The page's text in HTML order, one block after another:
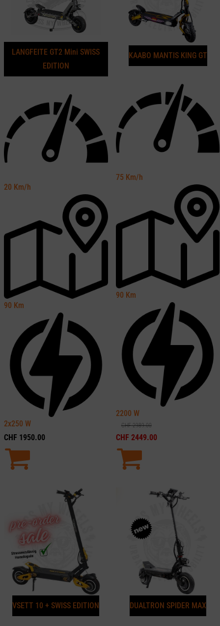
LANGFEITE GT2 Mini SWISS
EDITION
20 Km/h
90 Km
2x250 W
CHF 1950.00
KAABO MANTIS KING GT
75 Km/h
90 Km
2200 W
CHF2989.00
CHF 2449.00
VSETT 10 + SWISS EDITION DUALTRON SPIDER MAX